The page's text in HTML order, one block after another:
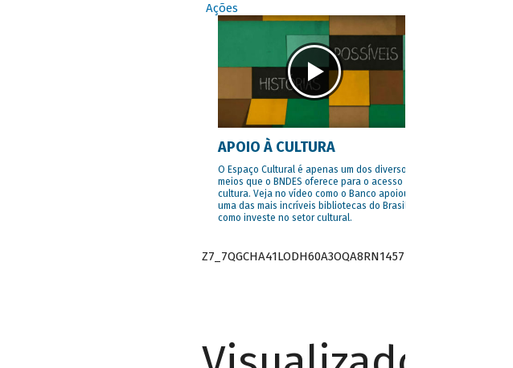
Ações
APOIO À CULTURA
O Espaço Cultural é apenas um dos diversos
meios que o BNDES oferece para o acesso à
cultura. Veja no vídeo como o Banco apoiou
uma das mais incríveis bibliotecas do Brasil e
como investe no setor cultural.
Z7_7QGCHA41LODH60A3OQA8RN1457